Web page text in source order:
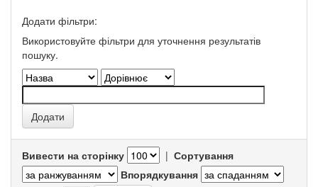
Додати фільтри:
Використовуйте фільтри для уточнення результатів
пошуку.
Вивести на сторінку | Сортування
Впорядкування